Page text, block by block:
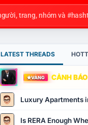
LATEST THREADS
VÀNG CẢNH
Luxury Apartments
Is RERA Enough